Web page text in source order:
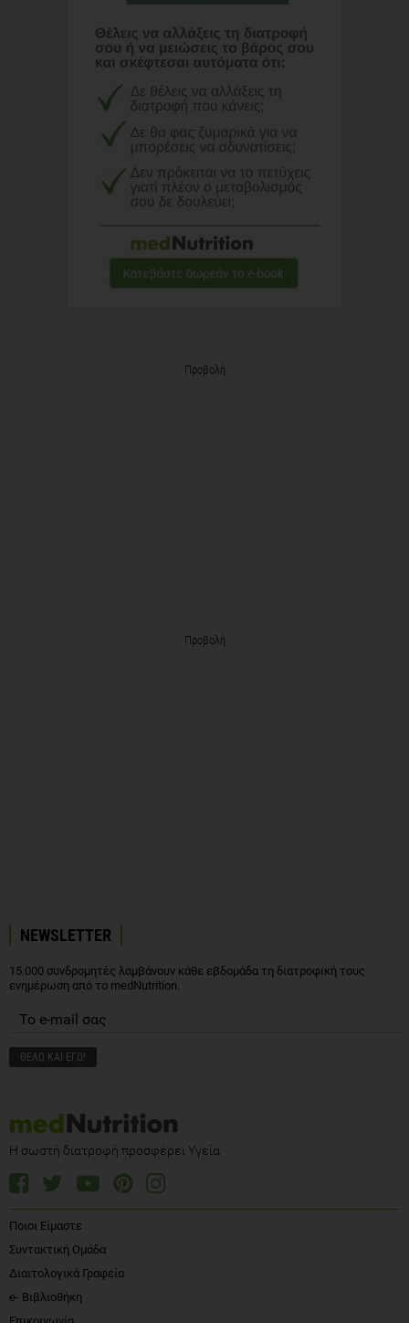
Προβολή
Προβολή
NEWSLETTER
15.000 συνδρομητές λαμβάνουν κάθε εβδομάδα τη διατροφική τους
ενημέρωση από το medNutrition.
Η σωστή διατροφή προσφέρει Υγεία
Ποιοι Είμαστε
Συντακτική Ομάδα
Διαιτολογικά Γραφεία
e- Βιβλιοθήκη